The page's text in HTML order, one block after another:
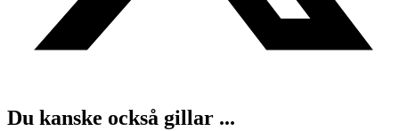
Du kanske också gillar ...